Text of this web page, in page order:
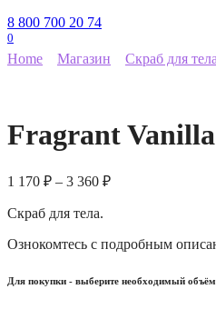
8 800 700 20 74
0
Home Магазин Скраб для тела
Fragrant
1 170 ₽ – 3 360 ₽
Скраб для тела.
Ознокомтесь с подробным
Для покупки - выберите необходимый